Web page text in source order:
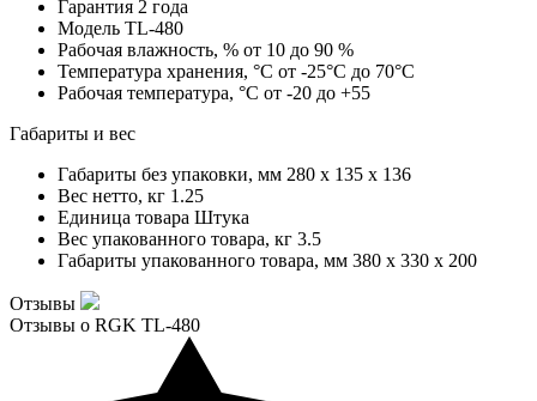
Гарантия 2 года
Модель TL-480
Рабочая влажность, % от 10 до 90 %
Температура хранения, °С от -25°C до 70°C
Рабочая температура, °С от -20 до +55
Габариты и вес
Габариты без упаковки, мм 280 x 135 x 136
Вес нетто, кг 1.25
Единица товара Штука
Вес упакованного товара, кг 3.5
Габариты упакованного товара, мм 380 x 330 x 200
Отзывы
Отзывы о RGK TL-480